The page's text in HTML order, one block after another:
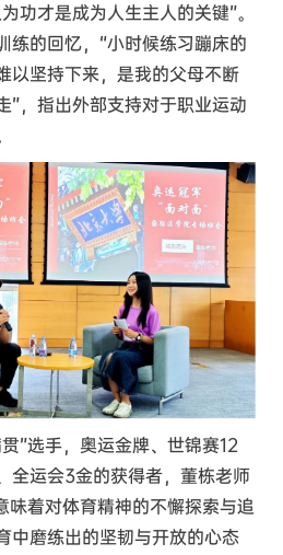
功才是成为人生主人的关键”。
练的回忆，“小时候练习蹦床的
以坚持下来，是我的父母不断
”，指出外部支持对于职业运动
”选手，奥运金牌、世锦赛12
全运会3金的获得者，董栋老师
味着对体育精神的不懈探索与追
中磨练出的坚韧与开放的心态